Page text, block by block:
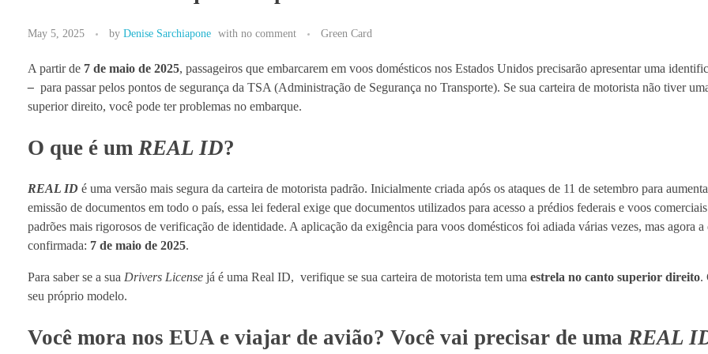
May 5, 2025 by Denise Sarchiapone with no comment Green Card
A partir de 7 de maio de 2025, passageiros que embarcarem em voos domésticos nos Estados Unidos precisarão apresentar uma
– para passar pelos pontos de segurança da TSA (Administração de Segurança no Transporte). Se sua carteira de motorista não tiver
superior direito, você pode ter problemas no embarque.
O que é um REAL ID?
REAL ID é uma versão mais segura da carteira de motorista padrão. Inicialmente criada após os ataques de 11 de setembro para
emissão de documentos em todo o país, essa lei federal exige que documentos utilizados para acesso a prédios federais e voos
padrões mais rigorosos de verificação de identidade. A aplicação da exigência para voos domésticos foi adiada várias vezes, mas agora a
confirmada: 7 de maio de 2025.
Para saber se a sua Drivers License já é uma Real ID, verifique se sua carteira de motorista tem uma estrela no canto superior direito.
seu próprio modelo.
Você mora nos EUA e viajar de avião? Você vai precisar de uma REAL